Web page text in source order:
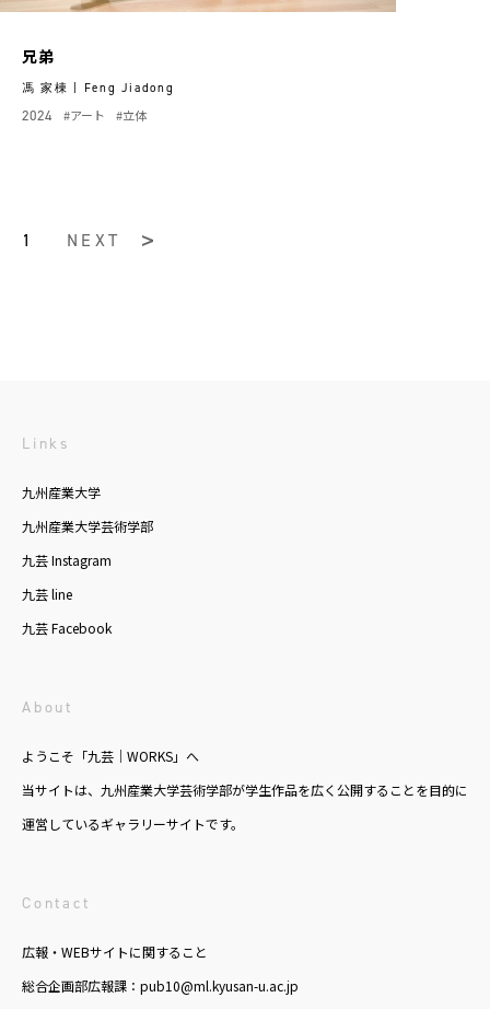
兄弟
馮 家棟 | Feng Jiadong
2024 #アート #立体
1 NEXT
Links
九州産業大学
九州産業大学芸術学部
九芸 Instagram
九芸 line
九芸 Facebook
About
ようこそ「九芸｜WORKS」へ
当サイトは、九州産業大学芸術学部が学生作品を広く公開することを目的に
運営しているギャラリーサイトです。
Contact
広報・WEBサイトに関すること
総合企画部広報課：pub10@ml.kyusan-u.ac.jp